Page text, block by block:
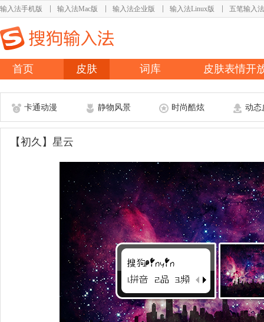
输入法手机版 输入法Mac版 输入法企业版 输入法Linux版 五笔输入法
首页 皮肤 词库 皮肤表情开
卡通动漫 静物风景 时尚酷炫 动态
【初久】星云